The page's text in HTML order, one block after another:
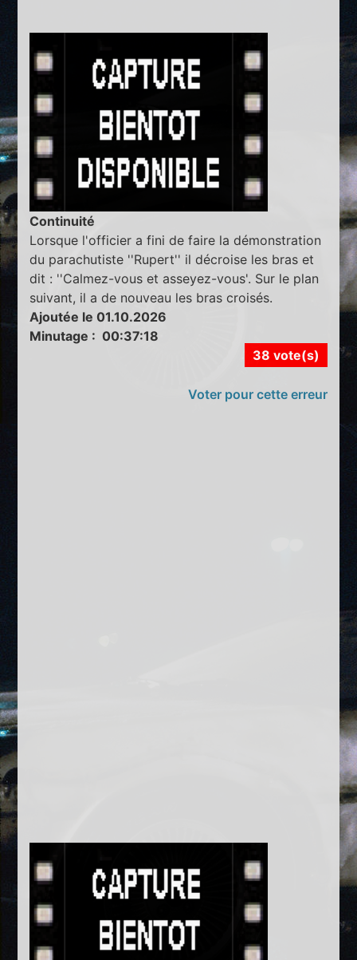
Continuité
Lorsque l'officier a fini de faire la démonstration
du parachutiste ''Rupert'' il décroise les bras et
dit : ''Calmez-vous et asseyez-vous'. Sur le plan
suivant, il a de nouveau les bras croisés.
Ajoutée le 01.10.2026
Minutage : 00:37:18
38 vote(s)
Voter pour cette erreur